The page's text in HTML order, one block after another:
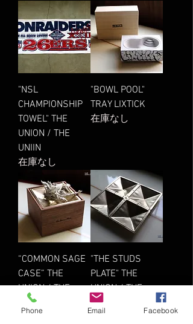
"NSL
CHAMPIONSHIP
TOWEL" THE
UNION / THE
UNIIN
在庫なし
"BOWL POOL"
TRAY LIXTICK
在庫なし
“COMMON SAGE
CASE” THE
UNION / THE
COLOR
在庫なし
"THE STUDS
PLATE" THE
UNION / THE
COLOR
在庫なし
Phone Email Facebook